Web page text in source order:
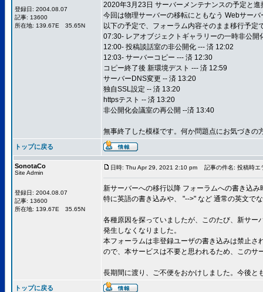
登録日: 2004.08.07
記事: 13600
所在地: 139.67E 35.65N
2020年3月23日 サーバーメンテナンスの予定と
今回は物理サーバーの移転にともなう Webサー
以下の予定で、フォーラム内容そのまま移行予定
07:30- レアオブジェクトギャラリーの一時非公開
12:00- 投稿談話室の非公開化 --- 済 12:02
12:03- サーバーコピー --- 済 12:30
コピー終了後 新環境デスト --- 済 12:59
サーバーDNS変更 -- 済 13:20
独自SSL設定 -- 済 13:20
httpsテスト -- 済 13:20
非公開化会議室の再公開 --済 13:40
無事終了した模様です。何か問題点にお気づき
トップに戻る
SonotaCo
Site Admin
登録日: 2004.08.07
記事: 13600
所在地: 139.67E 35.65N
日時: Thu Apr 29, 2021 2:10 pm 記事の件名: 投稿時エ
新サーバーへの移行以降 フォーラムへの書き込
特に英語の書き込みや、 "-->" など 通常の英文で
各種原因を探っていましたが、このたび、新サー
発生しなくなりました。
本フォーラムは非登録ユーザの書き込みは禁止
ので、本サービスは不要と思われるため、このサ
長期間に渡り、ご不便をおかけしました。今後
トップに戻る